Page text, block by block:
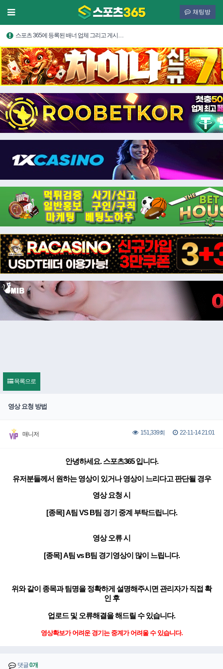
채팅방
스포츠 365에 등록된 배너 업체 그리고 게시…
목록으로
영상 요청 방법
매니저 151,339회 22-11-14 21:01
안녕하세요. 스포츠365 입니다.
유저분들께서 원하는 영상이 있거나 영상이 느리다고 판단될 경우
영상 요청 시
[종목] A팀 VS B팀 경기 중계 부탁드립니다.
영상 오류 시
[종목] A팀 vs B팀 경기영상이 많이 느립니다.
위와 같이 종목과 팀명을 정확하게 설명해주시면 관리자가 직접 확
인 후
업로드 및 오류해결을 해드릴 수 있습니다.
영상확보가 어려운 경기는 중계가 어려울 수 있습니다.
댓글0개